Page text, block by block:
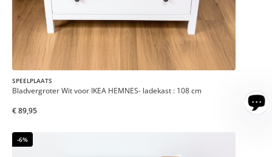
SPEELPLAATS
Bladvergroter Wit voor IKEA HEMNES- ladekast : 108 cm
€ 89,95
-6%